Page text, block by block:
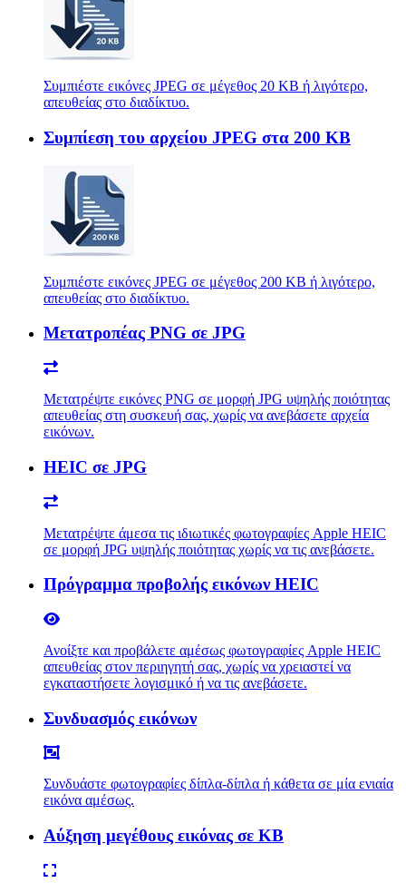
Συμπιέστε εικόνες JPEG σε μέγεθος 20 KB ή λιγότερο,
απευθείας στο διαδίκτυο.
Συμπίεση του αρχείου JPEG στα 200 KB
Συμπιέστε εικόνες JPEG σε μέγεθος 200 KB ή λιγότερο,
απευθείας στο διαδίκτυο.
Μετατροπέας PNG σε JPG
Μετατρέψτε εικόνες PNG σε μορφή JPG υψηλής ποιότητας
απευθείας στη συσκευή σας, χωρίς να ανεβάσετε αρχεία
εικόνων.
HEIC σε JPG
Μετατρέψτε άμεσα τις ιδιωτικές φωτογραφίες Apple HEIC
σε μορφή JPG υψηλής ποιότητας χωρίς να τις ανεβάσετε.
Πρόγραμμα προβολής εικόνων HEIC
Ανοίξτε και προβάλετε αμέσως φωτογραφίες Apple HEIC
απευθείας στον περιηγητή σας, χωρίς να χρειαστεί να
εγκαταστήσετε λογισμικό ή να τις ανεβάσετε.
Συνδυασμός εικόνων
Συνδυάστε φωτογραφίες δίπλα-δίπλα ή κάθετα σε μία ενιαία
εικόνα αμέσως.
Αύξηση μεγέθους εικόνας σε KB